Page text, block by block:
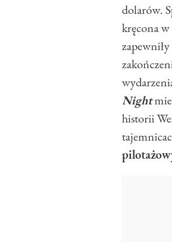
dolarów.
kręcona w
Night
historii